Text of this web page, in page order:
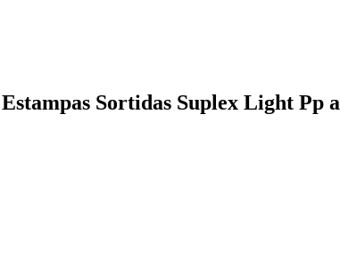
Sortidas Suplex Light Pp